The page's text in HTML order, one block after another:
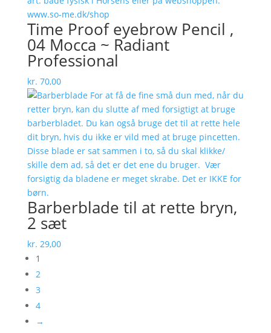
Time Proof eyebrow Pencil ,
04 Mocca ~ Radiant
Professional
kr. 70,00
Barberblade til at rette bryn,
2 sæt
kr. 29,00
1
2
3
4
→